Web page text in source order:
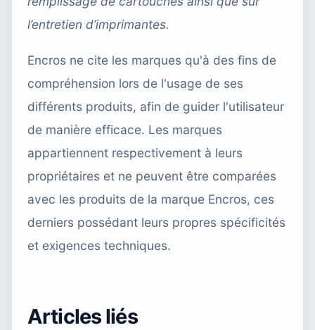
l’entretien d’imprimantes.
Encros ne cite les marques qu'à des fins de
compréhension lors de l'usage de ses
différents produits, afin de guider l'utilisateur
de manière efficace. Les marques
appartiennent respectivement à leurs
propriétaires et ne peuvent être comparées
avec les produits de la marque Encros, ces
derniers possédant leurs propres spécificités
et exigences techniques.
Articles liés